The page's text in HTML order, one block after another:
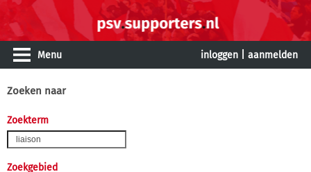
Menu inloggen aanmelden
Zoeken naar
Zoekterm
Zoekgebied